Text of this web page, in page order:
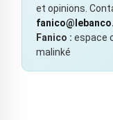
et opinions.
Fanico : espace
malinké